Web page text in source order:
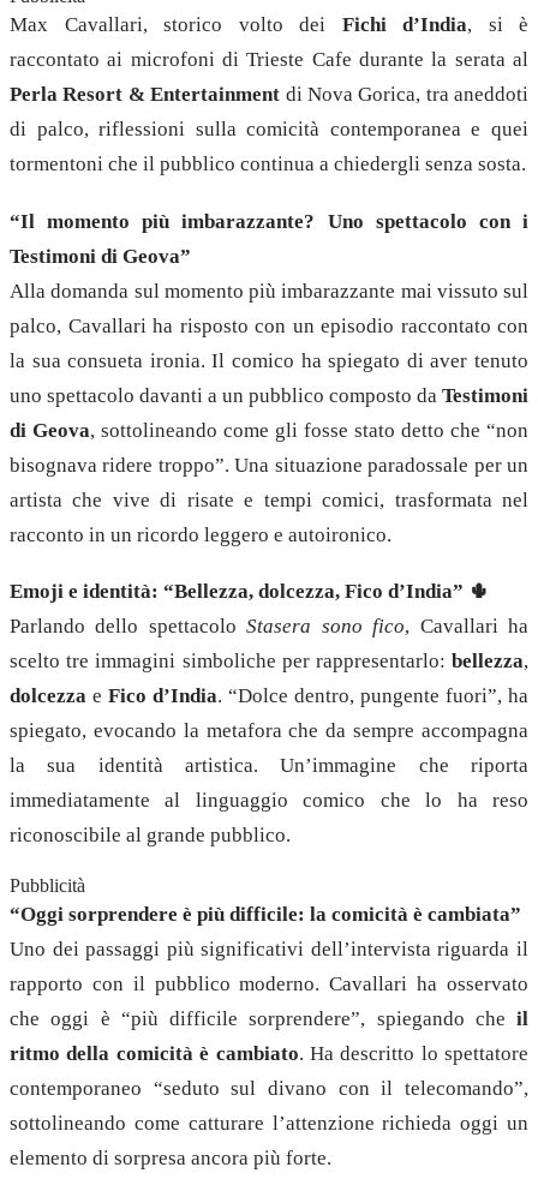
Max Cavallari, storico volto dei Fichi d’India, si è
raccontato ai microfoni di Trieste Cafe durante la serata al
Perla Resort & Entertainment di Nova Gorica, tra aneddoti
di palco, riflessioni sulla comicità contemporanea e quei
tormentoni che il pubblico continua a chiedergli senza sosta.
“Il momento più imbarazzante? Uno spettacolo con i
Testimoni di Geova”
Alla domanda sul momento più imbarazzante mai vissuto sul
palco, Cavallari ha risposto con un episodio raccontato con
la sua consueta ironia. Il comico ha spiegato di aver tenuto
uno spettacolo davanti a un pubblico composto da Testimoni
di Geova, sottolineando come gli fosse stato detto che “non
bisognava ridere troppo”. Una situazione paradossale per un
artista che vive di risate e tempi comici, trasformata nel
racconto in un ricordo leggero e autoironico.
Emoji e identità: “Bellezza, dolcezza, Fico d’India” 🌵
Parlando dello spettacoloStasera sono fico, Cavallari ha
scelto tre immagini simboliche per rappresentarlo: bellezza,
dolcezza e Fico d’India. “Dolce dentro, pungente fuori”, ha
spiegato, evocando la metafora che da sempre accompagna
la sua identità artistica. Un’immagine che riporta
immediatamente al linguaggio comico che lo ha reso
riconoscibile al grande pubblico.
Pubblicità
“Oggi sorprendere è più difficile: la comicità è cambiata”
Uno dei passaggi più significativi dell’intervista riguarda il
rapporto con il pubblico moderno. Cavallari ha osservato
che oggi è “più difficile sorprendere”, spiegando che il
ritmo della comicità è cambiato. Ha descritto lo spettatore
contemporaneo “seduto sul divano con il telecomando”,
sottolineando come catturare l’attenzione richieda oggi un
elemento di sorpresa ancora più forte.